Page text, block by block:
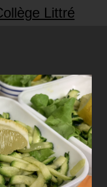
Littré